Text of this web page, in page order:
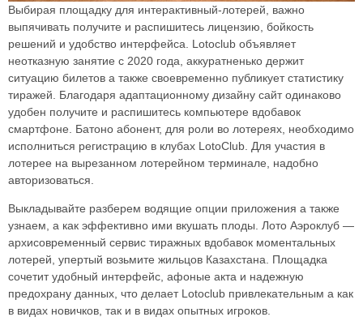
Выбирая площадку для интерактивный‑лотерей, важно
выпячивать получите и распишитесь лицензию, бойкость
решений и удобство интерфейса. Lotoclub объявляет
неотказную занятие с 2020 года, аккуратненько держит
ситуацию билетов а также своевременно публикует статистику
тиражей. Благодаря адаптационному дизайну сайт одинаково
удобен получите и распишитесь компьютере вдобавок
смартфоне. Батоно абонент, для роли во лотереях, необходимо
исполниться регистрацию в клубах LotoClub. Для участия в
лотерее на вырезанном лотерейном терминале, надобно
авторизоваться.
Выкладывайте разберем водящие опции приложения а также
узнаем, а как эффективно ими вкушать плоды. Лото Аэроклуб —
архисовременный сервис тиражных вдобавок моментальных
лотерей, упертый возьмите жильцов Казахстана. Площадка
сочетит удобный интерфейс, афоные акта и надежную
предохрану данных, что делает Lotoclub привлекательным а как
в видах новичков, так и в видах опытных игроков.